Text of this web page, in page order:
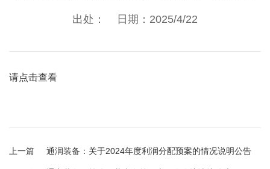
出处： 日期：2025/4/22
请点击查看
上一篇 通润装备：关于2024年度利润分配预案的情况说明公告